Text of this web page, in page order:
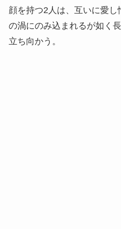
顔を持つ2人は、互いに愛
の渦にのみ込まれるが如く
立ち向かう。